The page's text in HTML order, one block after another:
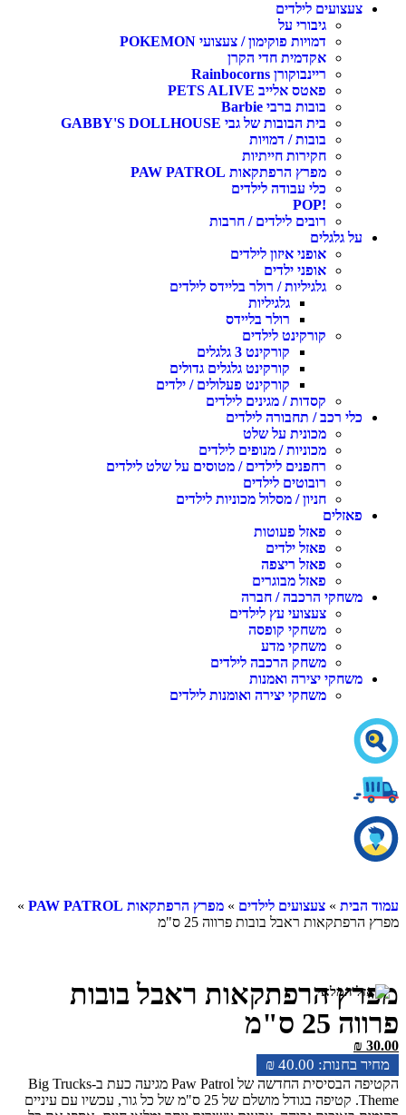
צעצועים לילדים
גיבורי על
דמויות פוקימון / צעצועי POKEMON
אקדמית חדי הקרן
ריינבוקורן Rainbocorns
פאטס אלייב PETS ALIVE
בובות ברבי Barbie
בית הבובות של גבי GABBY'S DOLLHOUSE
בובות / דמויות
חקירות חייתיות
מפרץ הרפתקאות PAW PATROL
כלי עבודה לילדים
!POP
רובים לילדים / חרבות
על גלגלים
אופני איזון לילדים
אופני ילדים
גלגיליות / רולר בליידס לילדים
גלגיליות
רולר בליידס
קורקינט לילדים
קורקינט 3 גלגלים
קורקינט גלגלים גדולים
קורקינט פעלולים / ילדים
קסדות / מגינים לילדים
כלי רכב / תחבורה לילדים
מכונית על שלט
מכוניות / מנופים לילדים
רחפנים לילדים / מטוסים על שלט לילדים
רובוטים לילדים
חניון / מסלול מכוניות לילדים
פאזלים
פאזל פעוטות
פאזל ילדים
פאזל ריצפה
פאזל מבוגרים
משחקי הרכבה / חברה
צעצועי עץ לילדים
משחקי קופסה
משחקי מדע
משחק הרכבה לילדים
משחקי יצירה ואמנות
משחקי יצירה ואומנות לילדים
עמוד הבית » צעצועים לילדים » מפרץ הרפתקאות PAW PATROL
»
מפרץ הרפתקאות ראבל בובות פרווה 25 ס"מ
מפרץ הרפתקאות ראבל בובות
פרווה 25 ס"מ
₪ 40.00
₪ 30.00
הקטיפה הבסיסית החדשה של Paw Patrol מגיעה כעת ב-Big Trucks
Theme. קטיפה בגודל מושלם של 25 ס"מ של כל גור, עכשיו עם עיניים